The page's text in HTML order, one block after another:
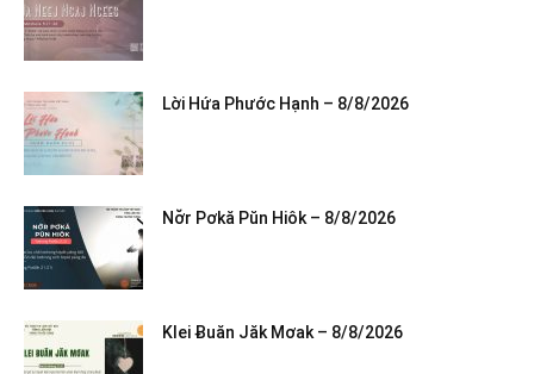
Lời Hứa Phước Hạnh – 8/8/2026
Nơ̆r Pơkă Pŭn Hiôk – 8/8/2026
Klei Ƀuăn Jăk Mơak – 8/8/2026